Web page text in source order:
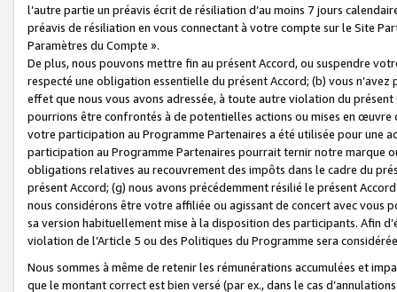
l’autre partie un préavis écrit de résiliation d’au moins 7 jours
préavis de résiliation en vous connectant à votre compte sur le Site
Paramètres du Compte ».
De plus, nous pouvons mettre fin au présent Accord, ou suspendre
respecté une obligation essentielle du présent Accord; (b) vous
effet que nous vous avons adressée, à toute autre violation du
pourrions être confrontés à de potentielles actions ou mises en
votre participation au Programme Partenaires a été utilisée pour une
participation au Programme Partenaires pourrait ternir notre marque
obligations relatives au recouvrement des impôts dans le cadre du
présent Accord; (g) nous avons précédemment résilié le présent
nous considérons être votre affiliée ou agissant de concert avec vous
sa version habituellement mise à la disposition des participants. Afin
violation de l’Article 5 ou des Politiques du Programme sera
Nous sommes à même de retenir les rémunérations accumulées et
que le montant correct est bien versé (par ex., dans le cas